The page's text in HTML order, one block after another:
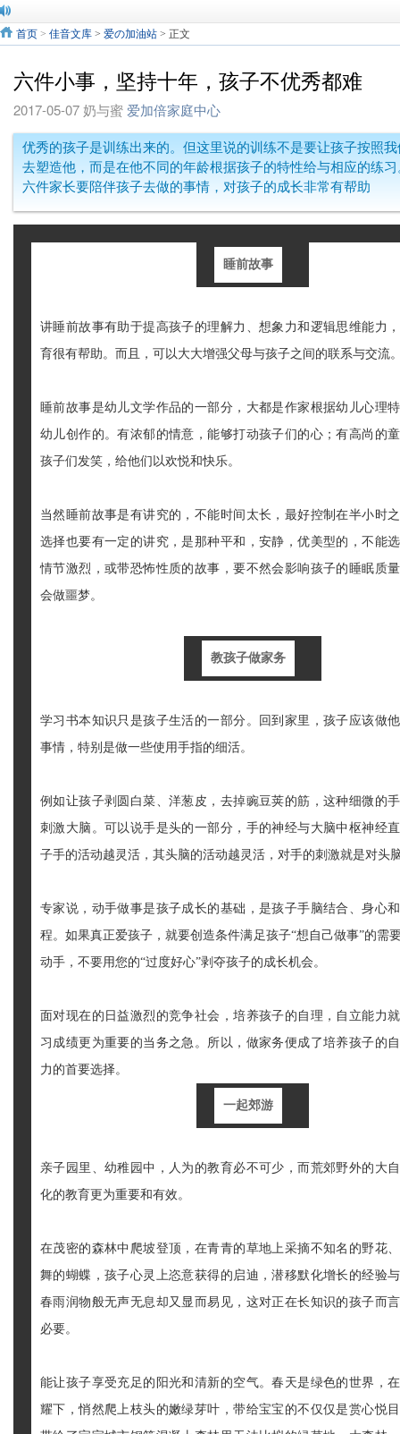
首页 > 佳音文库 > 爱の加油站 > 正文
六件小事，坚持十年，孩子不优秀都难
2017-05-07奶与蜜 爱加倍家庭中心
优秀的孩子是训练出来的。但这里说的训练不是要让孩子按照
去塑造他，而是在他不同的年龄根据孩子的特性给与相应的练
六件家长要陪伴孩子去做的事情，对孩子的成长非常有帮助
睡前故事
讲睡前故事有助于提高孩子的理解力、想象力和逻辑思维能力
育很有帮助。而且，可以大大增强父母与孩子之间的联系与交流
睡前故事是幼儿文学作品的一部分，大都是作家根据幼儿心理
幼儿创作的。有浓郁的情意，能够打动孩子们的心；有高尚的
孩子们发笑，给他们以欢悦和快乐。
当然睡前故事是有讲究的，不能时间太长，最好控制在半小时
选择也要有一定的讲究，是那种平和，安静，优美型的，不能
情节激烈，或带恐怖性质的故事，要不然会影响孩子的睡眠质
会做噩梦。
教孩子做家务
学习书本知识只是孩子生活的一部分。回到家里，孩子应该做
事情，特别是做一些使用手指的细活。
例如让孩子剥圆白菜、洋葱皮，去掉豌豆荚的筋，这种细微的
刺激大脑。可以说手是头的一部分，手的神经与大脑中枢神经
子手的活动越灵活，其头脑的活动越灵活，对手的刺激就是对头
专家说，动手做事是孩子成长的基础，是孩子手脑结合、身心
程。如果真正爱孩子，就要创造条件满足孩子“想自己做事”的需
动手，不要用您的“过度好心”剥夺孩子的成长机会。
面对现在的日益激烈的竞争社会，培养孩子的自理，自立能力
习成绩更为重要的当务之急。所以，做家务便成了培养孩子的
力的首要选择。
一起郊游
亲子园里、幼稚园中，人为的教育必不可少，而荒郊野外的大
化的教育更为重要和有效。
在茂密的森林中爬坡登顶，在青青的草地上采摘不知名的野花
舞的蝴蝶，孩子心灵上恣意获得的启迪，潜移默化增长的经验
春雨润物般无声无息却又显而易见，这对正在长知识的孩子而
必要。
能让孩子享受充足的阳光和清新的空气。春天是绿色的世界，
耀下，悄然爬上枝头的嫩绿芽叶，带给宝宝的不仅仅是赏心悦